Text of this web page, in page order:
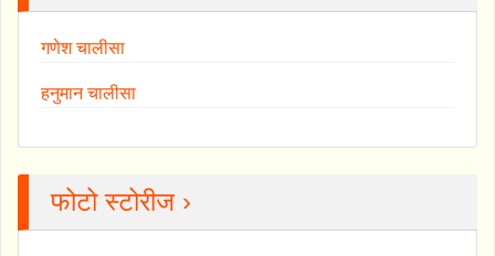
गणेश चालीसा
हनुमान चालीसा
फोटो स्टोरीज ›